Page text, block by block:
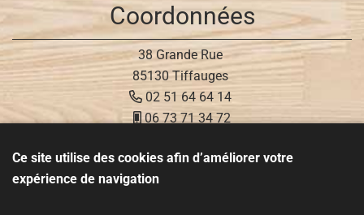
Coordonnées
38 Grande Rue
85130 Tiffauges
02 51 64 64 14
06 73 71 34 72
Réseaux sociaux
Ce site utilise des cookies afin d’améliorer votre
expérience de navigation